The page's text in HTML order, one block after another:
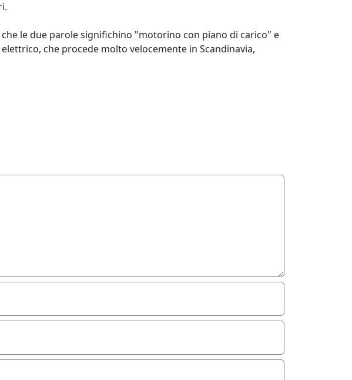
le due parole significhino "motorino con piano di carico" e
che procede molto velocemente in Scandinavia,